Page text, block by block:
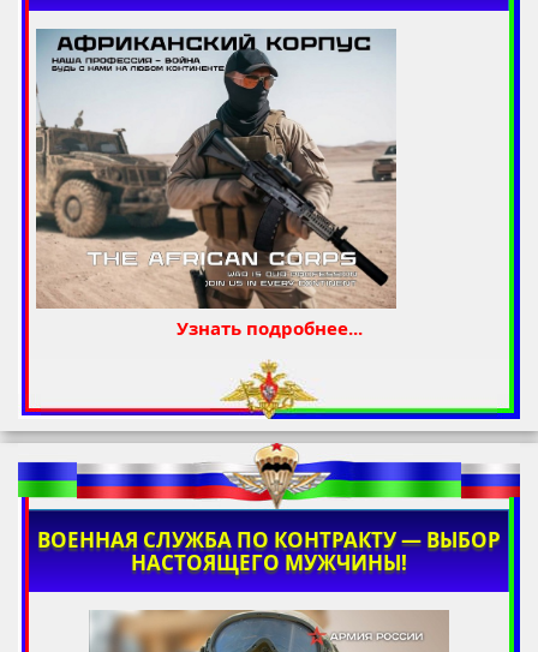
Узнать подробнее...
ВОЕННАЯ СЛУЖБА ПО КОНТРАКТУ — ВЫБОР
НАСТОЯЩЕГО МУЖЧИНЫ!